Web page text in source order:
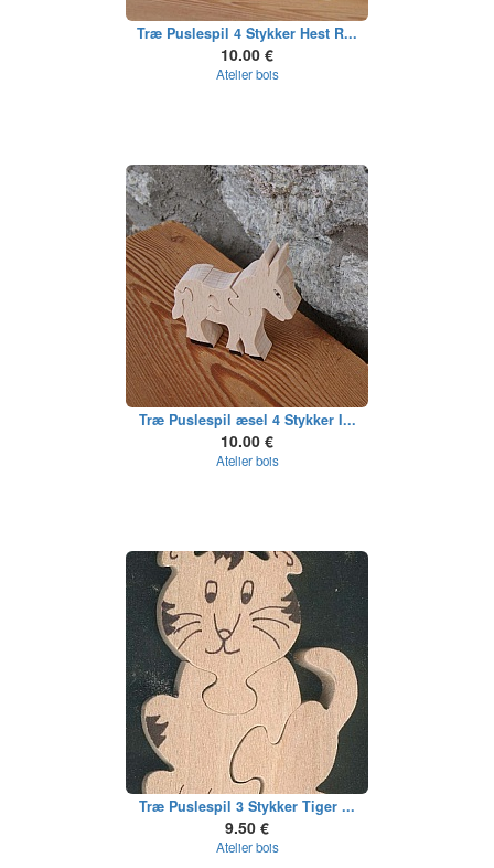
Træ Puslespil 4 Stykker Hest R...
10.00 €
Atelier bois
Træ Puslespil æsel 4 Stykker I...
10.00 €
Atelier bois
Træ Puslespil 3 Stykker Tiger ...
9.50 €
Atelier bois